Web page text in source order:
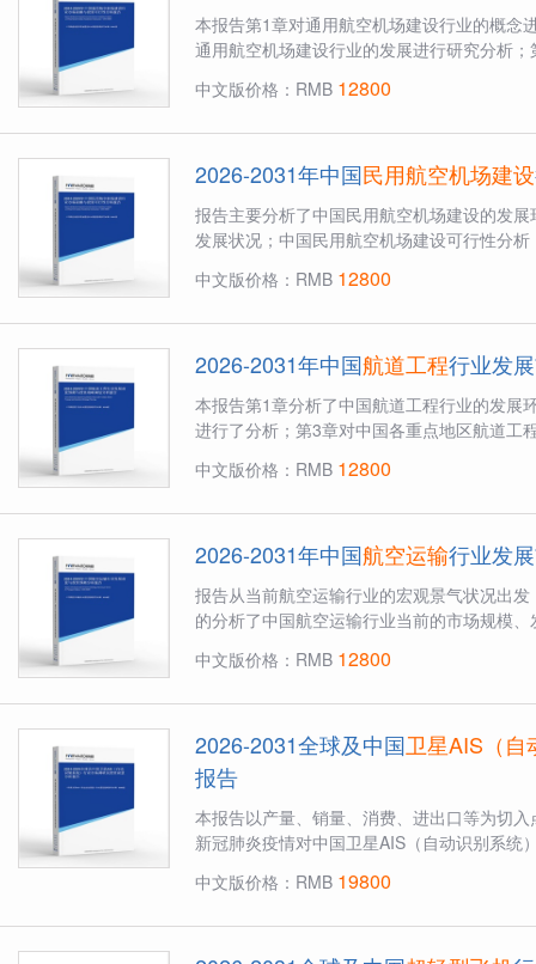
本报告第1章对通用航空机场建设行业的概念
通用航空机场建设行业的发展进行研究分析
中文版价格：RMB 12800
2026-2031年中国民用航空机场建设
报告主要分析了中国民用航空机场建设的发
发展状况；中国民用航空机场建设可行性分
中文版价格：RMB 12800
2026-2031年中国航道工程行业发
本报告第1章分析了中国航道工程行业的发展
进行了分析；第3章对中国各重点地区航道工
中文版价格：RMB 12800
2026-2031年中国航空运输行业发
报告从当前航空运输行业的宏观景气状况出
的分析了中国航空运输行业当前的市场规模
中文版价格：RMB 12800
2026-2031全球及中国卫星AIS（自
报告
本报告以产量、销量、消费、进出口等为切
新冠肺炎疫情对中国卫星AIS（自动识别系统
中文版价格：RMB 19800